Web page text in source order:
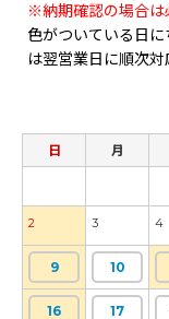
※納期確認の場合は
色がついている日
は翌営業日に順次対
日 月
2 3 4
9 10
16 17